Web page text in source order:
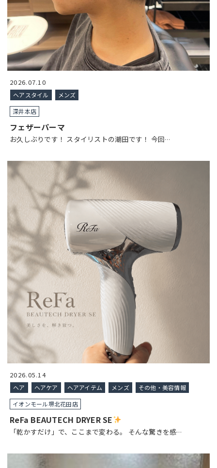
2026.07.10
ヘアスタイル
メンズ
深井本店
フェザーパーマ
お久しぶりです！ スタイリストの潮田です！ 今回…
2026.05.14
ヘア ヘアケア ヘアアイテム メンズ
その他・美容情報
イオンモール堺北花田店
ReFa BEAUTECH DRYER SE
「乾かすだけ」で、ここまで変わる。 そんな驚きを感…